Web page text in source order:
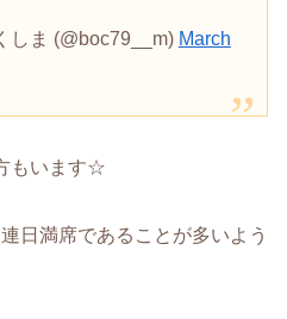
ま (@boc79__m) March
もいます☆
日満席であることが多いよう